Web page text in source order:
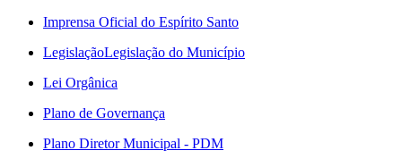
Imprensa Oficial do Espírito Santo
LegislaçãoLegislação do Município
Lei Orgânica
Plano de Governança
Plano Diretor Municipal - PDM